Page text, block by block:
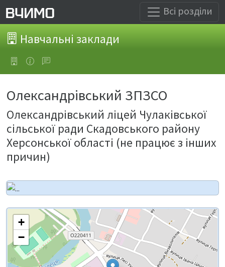
Всі розділи
Навчальні заклади
Олександрівський ЗПЗСО
Олександрівський ліцей Чулаківської
сільської ради Скадовського району
Херсонської області (не працює з інших
причин)
+
−